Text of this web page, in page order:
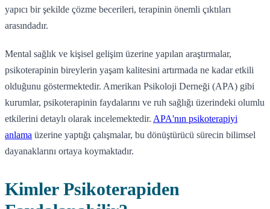
yapıcı bir şekilde çözme becerileri, terapinin önemli çıktıları
arasındadır.
Mental sağlık ve kişisel gelişim üzerine yapılan araştırmalar,
psikoterapinin bireylerin yaşam kalitesini artırmada ne kadar etkili
olduğunu göstermektedir. Amerikan Psikoloji Derneği (APA) gibi
kurumlar, psikoterapinin faydalarını ve ruh sağlığı üzerindeki olumlu
etkilerini detaylı olarak incelemektedir. APA'nın psikoterapiyi
anlama üzerine yaptığı çalışmalar, bu dönüştürücü sürecin bilimsel
dayanaklarını ortaya koymaktadır.
Kimler Psikoterapiden